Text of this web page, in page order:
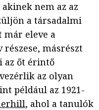
nem az az
a társadalmi
már eleve a
másrészt
az őt érintő
az olyan
például az 1921-
, ahol a tanulók